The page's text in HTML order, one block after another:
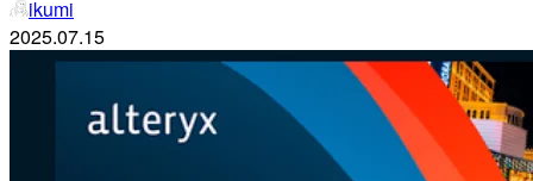
ikumi
2025.07.15